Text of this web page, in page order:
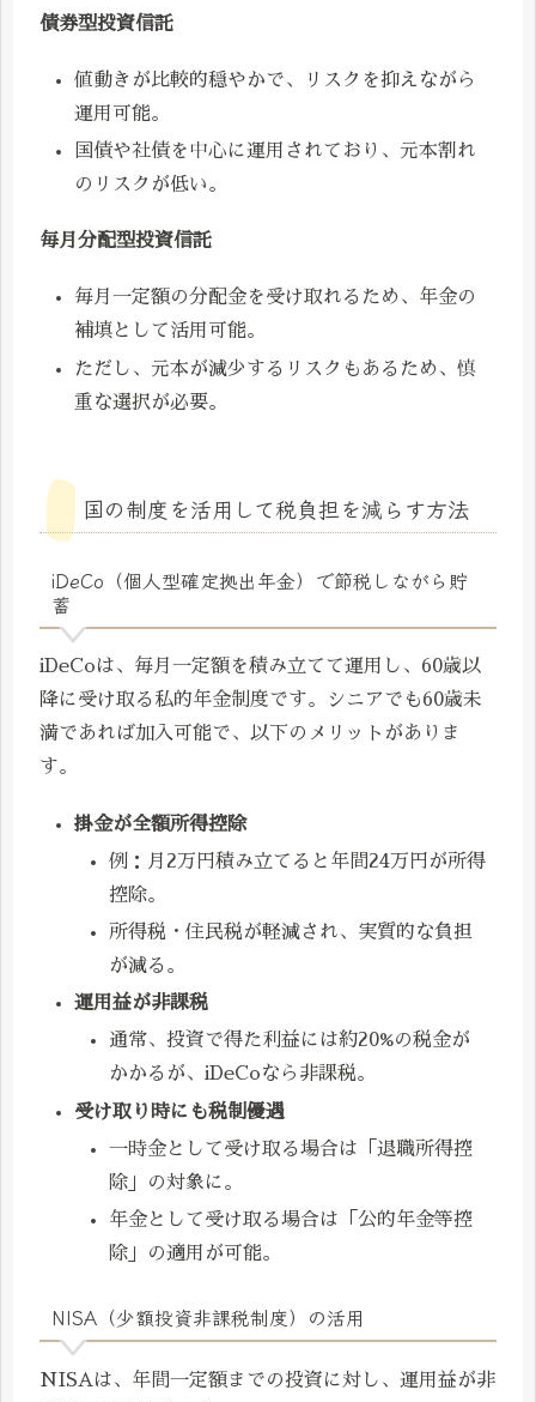
債券型投資信託
値動きが比較的穏やかで、リスクを抑えながら
運用可能。
国債や社債を中心に運用されており、元本割れ
のリスクが低い。
毎月分配型投資信託
毎月一定額の分配金を受け取れるため、年金の
補填として活用可能。
ただし、元本が減少するリスクもあるため、慎
重な選択が必要。
国の制度を活用して税負担を減らす方法
iDeCo（個人型確定拠出年金）で節税しながら貯
蓄
iDeCoは、毎月一定額を積み立てて運用し、60歳以
降に受け取る私的年金制度です。シニアでも60歳未
満であれば加入可能で、以下のメリットがありま
す。
掛金が全額所得控除
例：月2万円積み立てると年間24万円が所得
控除。
所得税・住民税が軽減され、実質的な負担
が減る。
運用益が非課税
通常、投資で得た利益には約20%の税金が
かかるが、iDeCoなら非課税。
受け取り時にも税制優遇
一時金として受け取る場合は「退職所得控
除」の対象に。
年金として受け取る場合は「公的年金等控
除」の適用が可能。
NISA（少額投資非課税制度）の活用
NISAは、年間一定額までの投資に対し、運用益が非